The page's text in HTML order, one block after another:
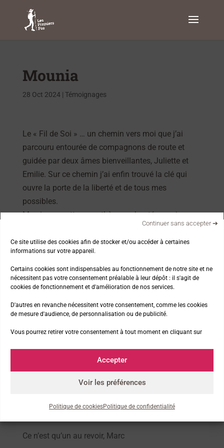
Ce site utilise des cookies afin de stocker et/ou accéder à certaines
informations sur votre appareil.
Certains cookies sont indispensables au fonctionnement de notre site et ne
nécessitent pas votre consentement préalable à leur dépôt : il s'agit de
cookies de fonctionnement et d'amélioration de nos services.
D'autres en revanche nécessitent votre consentement, comme les cookies
de mesure d'audience, de personnalisation ou de publicité.
Vous pourrez retirer votre consentement à tout moment en cliquant sur
Accepter
Continuer sans accepter ➔
Voir les préférences
Politique de cookiesPolitique de confidentialité
Mounia
28 Oct 2024| Témoignages
Le « Fil de Soi » … un chemin vers moi que j’ai
parcouru entourée de compagnons de route et
guidée par deux âmes bienveillantes, Juliette et
Emilie. Sur ce chemin j’ai enfin trouvé la clé qui
ouvre la porte de la liberté et de tous mes
possibles.
Merci pour cette parenthèse enchantée que je
Nos thématiques
La marche et la nature
Les Premiers Pas à la télé
Articles récents
Ce n’est qu’un au revoir, Marc